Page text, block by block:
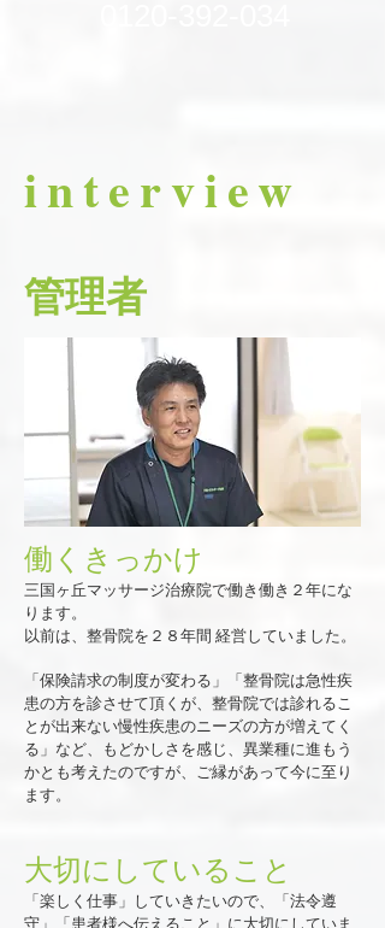
​interview
管理者
働くきっかけ
三国ヶ丘マッサージ治療院で働き働き２年にな
ります。
以前は、整骨院を２８年間 経営していました。
「保険請求の制度が変わる」「整骨院は急性疾
患の方を診させて頂くが、整骨院では診れるこ
とが出来ない慢性疾患のニーズの方が増えてく
る」など、もどかしさを感じ、異業種に進もう
かとも考えたのですが、ご縁があって今に至り
ます。
大切にしていること
「楽しく仕事」していきたいので、「法令遵
守」「患者様へ伝えること」に大切にしていま